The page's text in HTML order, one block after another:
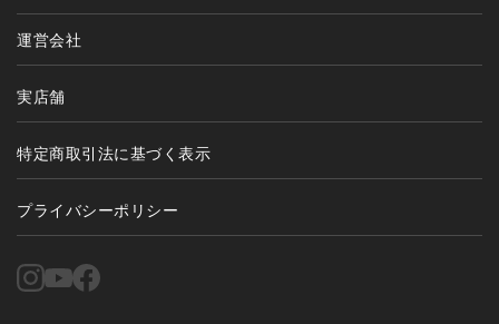
運営会社
実店舗
特定商取引法に基づく表示
プライバシーポリシー